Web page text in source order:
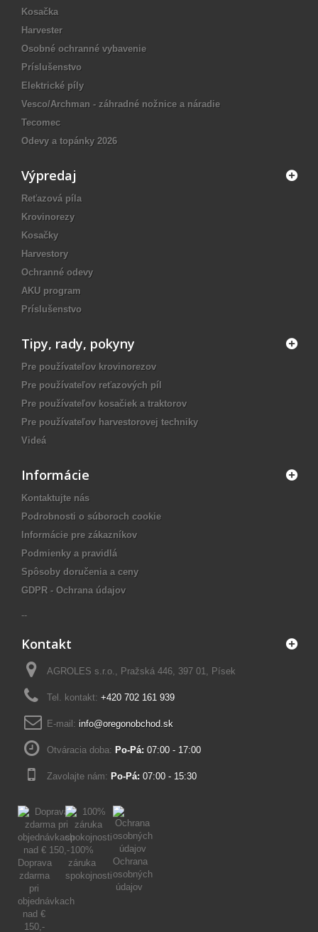
Kosačka
Harvester
Osobné ochranné vybavenie
Príslušenstvo
Elektrické píly
Vesco/Archman - záhradné nožnice a náradie
Tecomec
Odevy a topánky 2026
Výpredaj
Reťazová píla
Krovinorezy
Kosačky
Harvestory
Ochranné odevy
AKU program
Príslušenstvo
Tipy, rady, pokyny
Pre používateľov krovinorezov
Pre používateľov reťazových píl
Pre používateľov kosačiek a traktorov
Pre používateľov harvestorovej techniky
Videá
Informácie
Kontaktujte nás
Podrobnosti o súboroch cookie
Informácie pre zákazníkov
Podmienky a pravidlá
Spôsoby doručenia a ceny
GDPR - Ochrana údajov
--
Kontakt
AGROLES s.r.o., Pražská 446, 397 01, Písek
Tel. kontakt: +420 702 161 939
E-mail: info@oregonobchod.sk
Otváracia doba: Po-Pá: 07:00 - 17:00
Zavolajte nám: Po-Pá: 07:00 - 15:30
Doprava
zdarma
pri
objednávkach
nad €
150,-
100%
záruka
spokojnosti
Ochrana
osobných
údajov